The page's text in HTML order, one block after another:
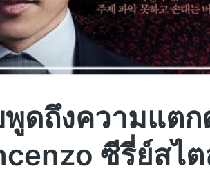
ดถึงความแต
ซีรี่ย์สไ